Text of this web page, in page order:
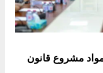
مواد مشروع قانون